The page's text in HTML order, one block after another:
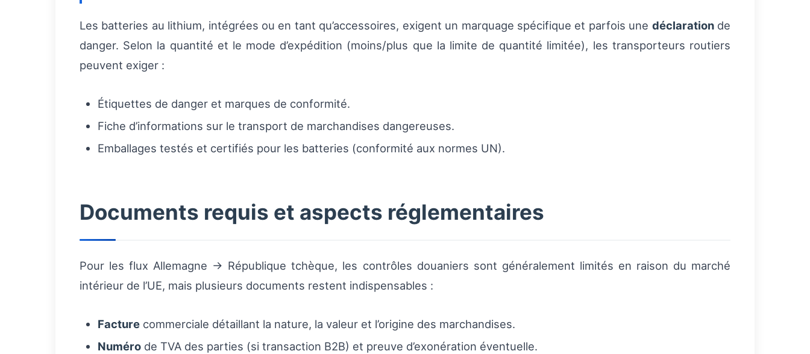
Les batteries au lithium, intégrées ou en tant qu’accessoires, exigent un marquage spécifique et parfois une déclarationde
danger. Selon la quantité et le mode d’expédition (moins/plus que la limite de quantité limitée), les transporteurs routiers
peuvent exiger :
Étiquettes de danger et marques de conformité.
Fiche d’informations sur le transport de marchandises dangereuses.
Emballages testés et certifiés pour les batteries (conformité aux normes UN).
Documents requis et aspects réglementaires
Pour les flux Allemagne → République tchèque, les contrôles douaniers sont généralement limités en raison du marché
intérieur de l’UE, mais plusieurs documents restent indispensables :
Facture commerciale détaillant la nature, la valeur et l’origine des marchandises.
Numéro de TVA des parties (si transaction B2B) et preuve d’exonération éventuelle.